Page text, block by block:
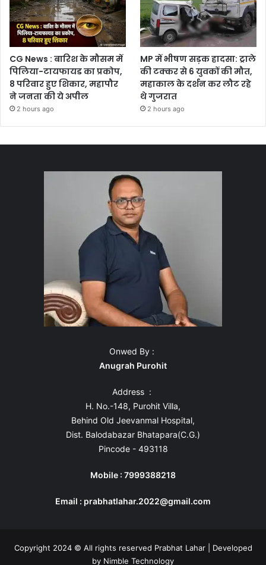
CG News : बारिश के मौसम में
पिलिया-टायफायड का प्रकोप,
8 परिवार हुए शिकार, महापौर
ने जनता की ये अपील
2 hours ago
MP में भीषण सड़क हादसा: ट्राले
की टक्कर से 6 युवकों की मौत,
महाकाल के दर्शन कर लौट रहे
थे गुजरात
2 hours ago
Onwed By :
Anugrah Purohit
Address :
H. No.-148, Purohit Villa,
Behind Old Jeevanmal Hospital,
Dist. Balodabazar Bhatapara(C.G.)
Pincode - 493118
Mobile : 7999388218
Email : prabhatlahar.2022@gmail.com
Copyright 2024 © All rights reserved Prabhat Lahar | Developed
by Nimble Technology